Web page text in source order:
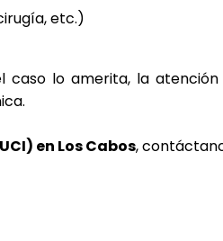
etc.)
caso lo amerita, la
en Los Cabos,